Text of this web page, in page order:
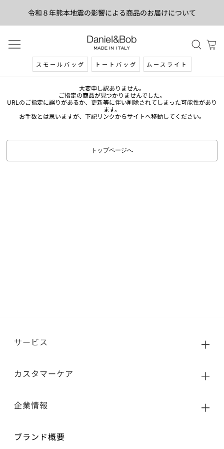
令和８年熊本地震の影響による商品のお届けについて
スモールバッグ トートバッグ ムースライト
大変申し訳ありません。
ご指定の商品が見つかりませんでした。
URLのご指定に誤りがあるか、更新等に伴い削除されてしまった可能性があり
ます。
お手数とは思いますが、下記リンクからサイトへ移動してください。
トップページへ
サービス
カスタマーケア
企業情報
ブランド概要